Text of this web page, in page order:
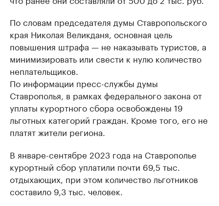
По словам председателя думы Ставропольского
края Николая Великданя, основная цель
повышения штрафа — не наказывать туристов, а
минимизировать или свести к нулю количество
неплательщиков.
По информации пресс-службы думы
Ставрополья, в рамках федерального закона от
уплаты курортного сбора освобождены 19
льготных категорий граждан. Кроме того, его не
платят жители региона.
В январе-сентябре 2023 года на Ставрополье
курортный сбор уплатили почти 69,5 тыс.
отдыхающих, при этом количество льготников
составило 9,3 тыс. человек.